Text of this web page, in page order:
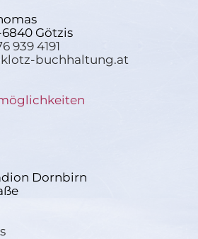
Götzis
939 4191
buchhaltung.at
Dornbirn